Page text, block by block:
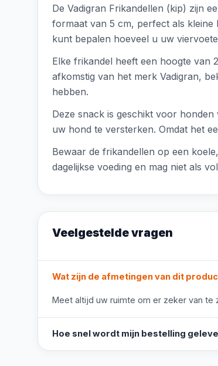
De Vadigran Frikandellen (kip) zijn
formaat van 5 cm, perfect als
kunt bepalen hoeveel u uw
Elke frikandel heeft een hoogte van
afkomstig van het merk Vadigran,
hebben.
Deze snack is geschikt voor
uw hond te versterken. Omdat het
Bewaar de frikandellen op een
dagelijkse voeding en mag niet als
Veelgestelde vragen
Wat zijn de afmetingen van dit
Meet altijd uw ruimte om er zeker van te
Hoe snel wordt mijn bestelling